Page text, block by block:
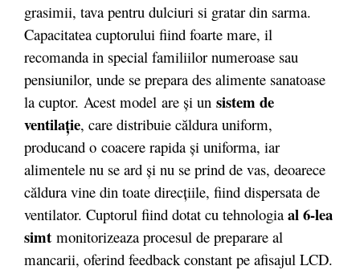
grasimii, tava pentru dulciuri si gratar din sarma.
Capacitatea cuptorului fiind foarte mare, il
recomanda in special familiilor numeroase sau
pensiunilor, unde se prepara des alimente sanatoase
la cuptor. Acest model are şi un sistem de
ventilaţie, care distribuie căldura uniform,
producand o coacere rapida şi uniforma, iar
alimentele nu se ard şi nu se prind de vas, deoarece
căldura vine din toate direcţiile, fiind dispersata de
ventilator. Cuptorul fiind dotat cu tehnologia al 6-lea
simt monitorizeaza procesul de preparare al
mancarii, oferind feedback constant pe afisajul LCD.